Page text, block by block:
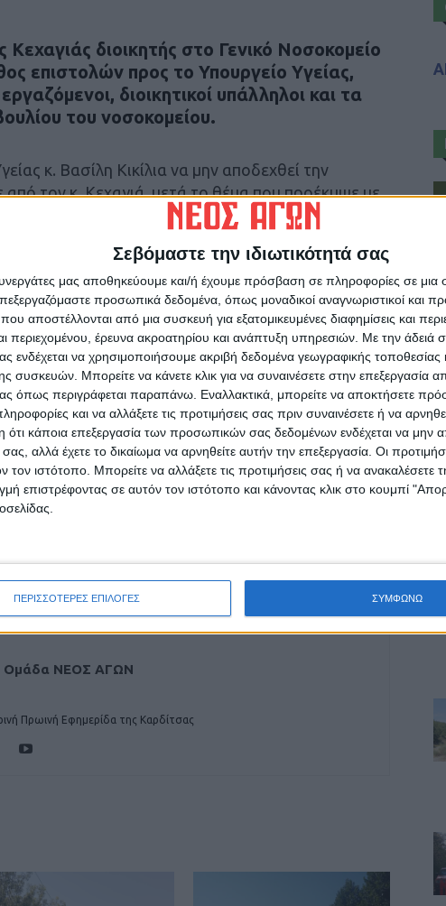
Σεβόμαστε την ιδιωτικότητά σας
μας αποθηκεύουμε και/ή έχουμε πρόσβαση σε πληροφορίες σε
προσωπικά δεδομένα, όπως μοναδικοί αναγνωριστικοί και
αποστέλλονται από μια συσκευή για εξατομικευμένες διαφημίσεις και
περιεχομένου, έρευνα ακροατηρίου και ανάπτυξη υπηρεσιών. Με την άδειά
ενδέχεται να χρησιμοποιήσουμε ακριβή δεδομένα γεωγραφικής τοποθεσίας
Μπορείτε να κάνετε κλικ για να συναινέσετε στην επεξεργασία
όπως περιγράφεται παραπάνω. Εναλλακτικά, μπορείτε να αποκτήσετε
και να αλλάξετε τις προτιμήσεις σας πριν συναινέσετε ή να
κάποια επεξεργασία των προσωπικών σας δεδομένων ενδέχεται να μην
αλλά έχετε το δικαίωμα να αρνηθείτε αυτήν την επεξεργασία. Οι
τον ιστότοπο. Μπορείτε να αλλάξετε τις προτιμήσεις σας ή να ανακαλέσετε
επιστρέφοντας σε αυτόν τον ιστότοπο και κάνοντας κλικ στο κουμπί
ΠΕΡΙΣΣΟΤΕΡΕΣ ΕΠΙΛΟΓΕΣ ΣΥΜΦΩΝΩ
Κεχαγιάς διοικητής στο Γενικό Νοσοκομείο
επιστολών προς το Υπουργείο Υγείας,
διοικητικοί υπάλληλοι και τα
του νοσοκομείου.
κ. Βασίλη Κικίλια να μην αποδεχθεί την
από τον κ. Κεχαγιά, μετά το θέμα που προέκυψε με
κατά τη διάρκεια του εμβολιασμού των
ζητούσε τη συναίνεσή τους.
του εγγράφου, βρίσκεται σε εξέλιξη
Διοίκηση της 5ης Υγειονομικής Περιφέρειας
να ολοκληρωθεί σήμερα.
ΝΕΟΣ ΑΓΩΝ στο Google News!
περιοχή της Καρδίτσας και ευρύτερα της Θεσσαλίας
του
Μέχρι 15 Ιανουαρίου οι αιτήσεις αγροτών για
την Επιστρεπτέα Προκαταβολή 5
Ομάδα ΝΕΟΣ ΑΓΩΝ
Πρωινή Εφημερίδα της Καρδίτσας